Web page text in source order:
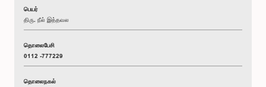
பெயர்
திரு. நீல் இத்தவல
தொலைபேசி
0112 -777229
தொலைநகல்